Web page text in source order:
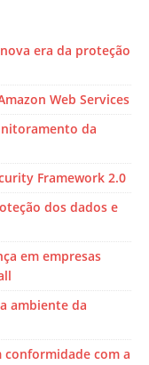
era da proteção
Web Services
da
Framework 2.0
dos dados e
em empresas
ambiente da
com a